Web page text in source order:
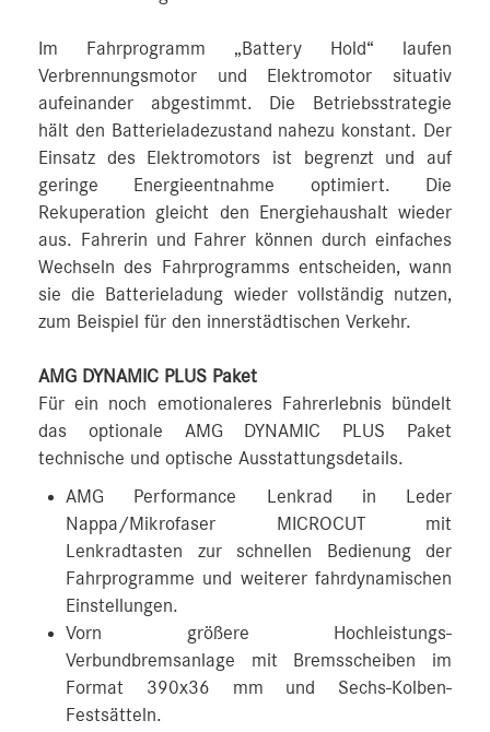
Im Fahrprogramm „Battery Hold“ laufen
Verbrennungsmotor und Elektromotor situativ
aufeinander abgestimmt. Die Betriebsstrategie
hält den Batterieladezustand nahezu konstant. Der
Einsatz des Elektromotors ist begrenzt und auf
geringe Energieentnahme optimiert. Die
Rekuperation gleicht den Energiehaushalt wieder
aus. Fahrerin und Fahrer können durch einfaches
Wechseln des Fahrprogramms entscheiden, wann
sie die Batterieladung wieder vollständig nutzen,
zum Beispiel für den innerstädtischen Verkehr.
AMG DYNAMIC PLUS Paket
Für ein noch emotionaleres Fahrerlebnis bündelt
das optionale AMG DYNAMIC PLUS Paket
technische und optische Ausstattungsdetails.
AMG Performance Lenkrad in Leder
Nappa/Mikrofaser MICROCUT mit
Lenkradtasten zur schnellen Bedienung der
Fahrprogramme und weiterer fahrdynamischen
Einstellungen.
Vorn größere Hochleistungs-
Verbundbremsanlage mit Bremsscheiben im
Format 390x36 mm und Sechs-Kolben-
Festsätteln.